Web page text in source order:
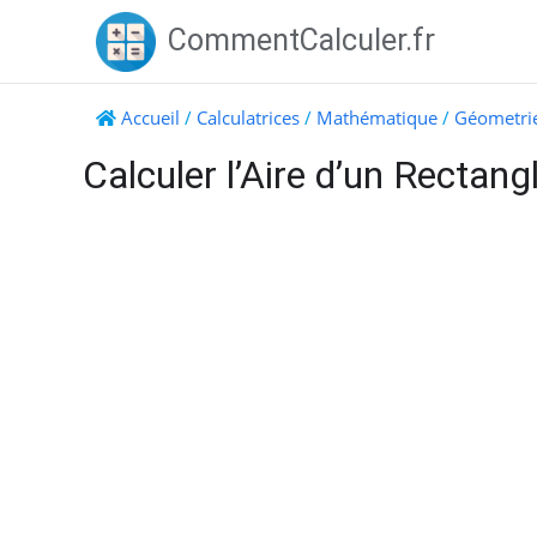
CommentCalculer.fr
Accueil / Calculatrices / Mathématique /
Calculer l’Aire d’un